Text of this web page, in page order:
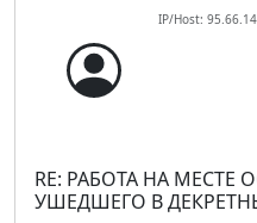
IP/Host:
RE: РАБОТА НА
УШЕДШЕГО В